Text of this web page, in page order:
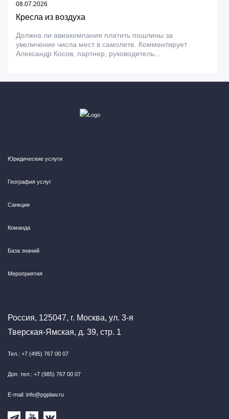
08.07.2026
Кресла из воздуха
Должна ли авиакомпания платить пошлины за
увеличение числа мест в самолете. Комментирует
Александр Косов, партнер, руководитель...
Юридические услуги
География услуг
Санкции
Команда
База знаний
Мероприятия
Россия, 125047, г. Москва, ул. 3-я
Тверская-Ямская, д. 39, стр. 1
Тел.: +7 (495) 767 00 07
Доп. тел.: +7 (985) 767 00 07
E-mail: info@pgplaw.ru